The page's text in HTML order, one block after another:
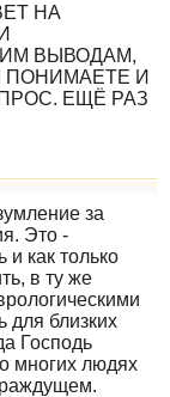
НА
ВЫВОДАМ,
ПОНИМАЕТЕ И
ЕЩЁ РАЗ
за
Это -
и как только
в ту же
для близких
Господь
многих людях